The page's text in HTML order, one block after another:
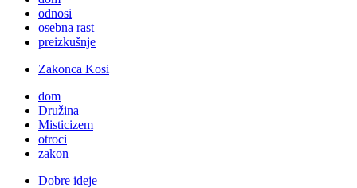
odnosi
osebna rast
preizkušnje
Zakonca Kosi
dom
Družina
Misticizem
otroci
zakon
Dobre ideje